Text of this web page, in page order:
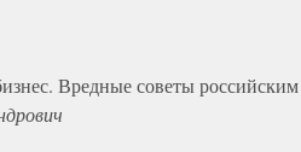
Вредные советы